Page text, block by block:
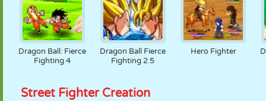
Dragon Ball: Fierce
Fighting 4
Dragon Ball Fierce
Fighting 2.5
Hero Fighter
Street Fighter Creation